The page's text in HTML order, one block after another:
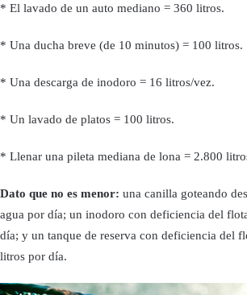
* El lavado de un auto mediano = 360 litros.
* Una ducha breve (de 10 minutos) = 100 litros.
* Una descarga de inodoro = 16 litros/vez.
* Un lavado de platos = 100 litros.
* Llenar una pileta mediana de lona = 2.800
Dato que no es menor: una canilla goteando
agua por día; un inodoro con deficiencia del
día; y un tanque de reserva con deficiencia del
litros por día.